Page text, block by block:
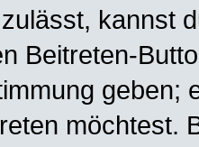
kannst
Beitreten-
geben;
möchtest.